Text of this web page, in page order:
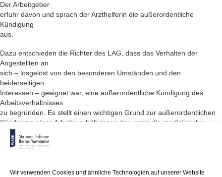
Wir verwenden Cookies und ähnliche Technologien auf unserer Website
Der Arbeitgeber
erfuhr davon und sprach der Arzthelferin die außerordentliche
Kündigung
aus.
Dazu entschieden die Richter des LAG, dass das Verhalten der
Angestellten an
sich – losgelöst von den besonderen Umständen und den
beiderseitigen
Interessen – geeignet war, eine außerordentliche Kündigung des
Arbeitsverhältnisses
zu begründen. Es stellt einen wichtigen Grund zur außerordentlichen
Kündigung eines Arbeitsverhältnisses dar, wenn die medizinische
einer Arztpraxis Patientendaten unbefugt nach außen gibt. Die
Personal,